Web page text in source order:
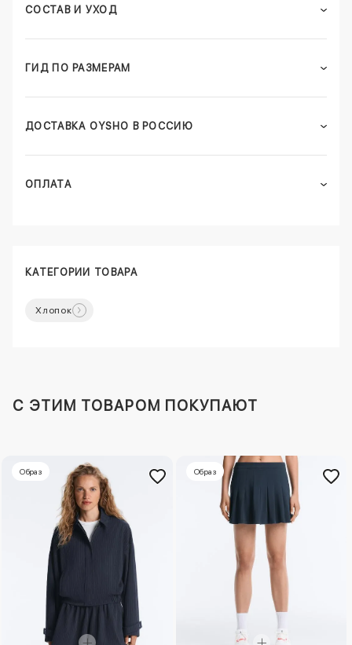
СОСТАВ И УХОД
ГИД ПО РАЗМЕРАМ
ДОСТАВКА OYSHO В РОССИЮ
ОПЛАТА
КАТЕГОРИИ ТОВАРА
Хлопок
C ЭТИМ ТОВАРОМ ПОКУПАЮТ
Образ Образ